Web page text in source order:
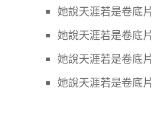
她說天涯若是卷底片
她說天涯若是卷底片
她說天涯若是卷底片
她說天涯若是卷底片